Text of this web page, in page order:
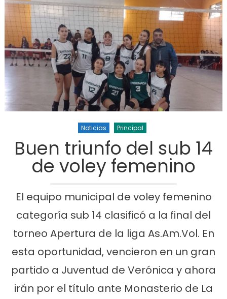
Noticias Principal
Buen triunfo del sub 14
de voley femenino
El equipo municipal de voley femenino
categoría sub 14 clasificó a la final del
torneo Apertura de la liga As.Am.Vol. En
esta oportunidad, vencieron en un gran
partido a Juventud de Verónica y ahora
irán por el título ante Monasterio de La